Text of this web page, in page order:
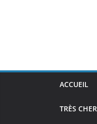
ACCUEIL
TRÈS CHER